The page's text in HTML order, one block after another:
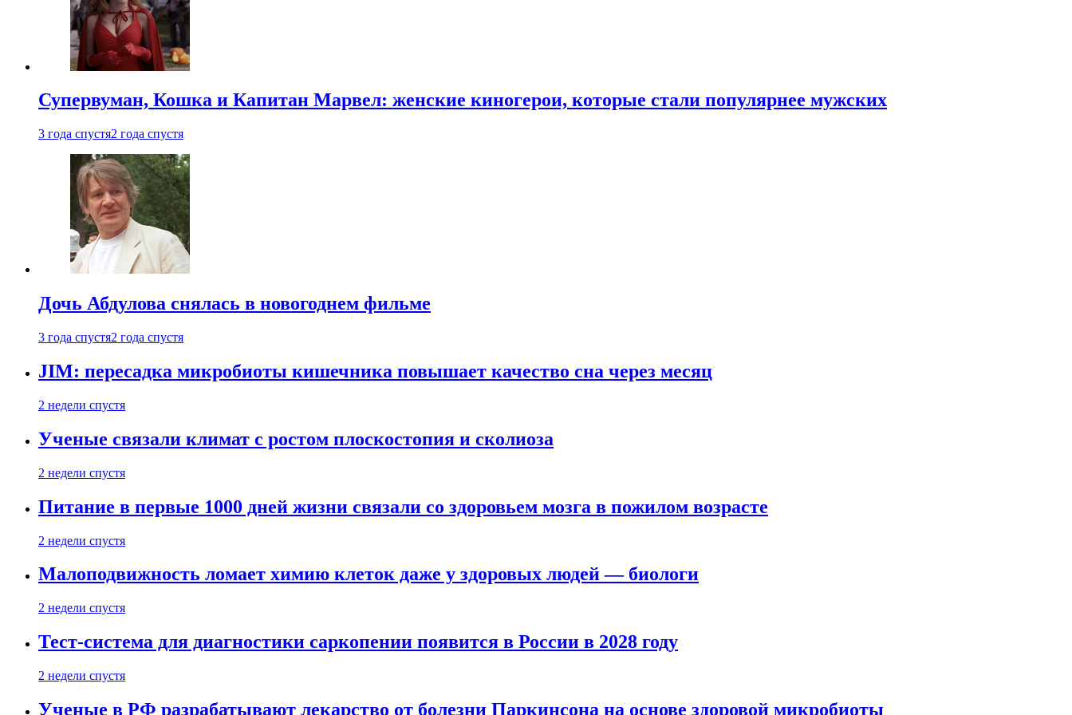
Супервуман, Кошка и Капитан Марвел: женские киногерои, которые стали популярнее мужских
3 года спустя2 года спустя
Дочь Абдулова снялась в новогоднем фильме
3 года спустя2 года спустя
JIM: пересадка микробиоты кишечника повышает качество сна через месяц
2 недели спустя
Ученые связали климат с ростом плоскостопия и сколиоза
2 недели спустя
Питание в первые 1000 дней жизни связали со здоровьем мозга в пожилом возрасте
2 недели спустя
Малоподвижность ломает химию клеток даже у здоровых людей — биологи
2 недели спустя
Тест-система для диагностики саркопении появится в России в 2028 году
2 недели спустя
Ученые в РФ разрабатывают лекарство от болезни Паркинсона на основе здоровой микробиоты